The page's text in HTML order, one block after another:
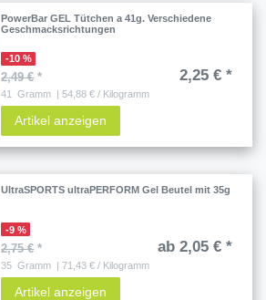
PowerBar GEL Tütchen a 41g. Verschiedene
Geschmacksrichtungen
-10 %
2,49 €* 2,25 € *
41 Gramm | 54,88 € / Kilogramm
Artikel anzeigen
UltraSPORTS ultraPERFORM Gel Beutel mit 35g
-9 %
2,75 €* ab 2,05 € *
35 Gramm | 71,43 € / Kilogramm
Artikel anzeigen